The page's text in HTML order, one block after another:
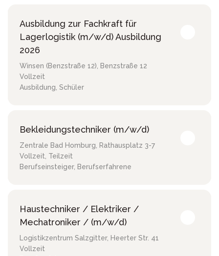
Ausbildung zur Fachkraft für
Lagerlogistik (m/w/d) Ausbildung
2026
Winsen (Benzstraße 12), Benzstraße 12
Vollzeit
Ausbildung, Schüler
Bekleidungstechniker (m/w/d)
Zentrale Bad Homburg, Rathausplatz 3-7
Vollzeit, Teilzeit
Berufseinsteiger, Berufserfahrene
Haustechniker / Elektriker /
Mechatroniker / (m/w/d)
Logistikzentrum Salzgitter, Heerter Str. 41
Vollzeit